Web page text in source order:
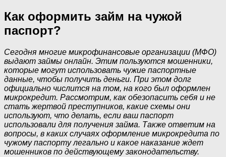
Как оформить займ на чужой
паспорт?
Сегодня многие микрофинансовые организации (МФО)
выдают займы онлайн. Этим пользуются мошенники,
которые могут использовать чужие паспортные
данные, чтобы получить деньги. При этом долг
официально числится на том, на кого был оформлен
микрокредит. Рассмотрим, как обезопасить себя и не
стать жертвой преступников, какие схемы они
используют, что делать, если ваш паспорт
использовали для получения займа. Также ответим на
вопросы, в каких случаях оформление микрокредита по
чужому паспорту легально и какое наказание ждет
мошенников по действующему законодательству.